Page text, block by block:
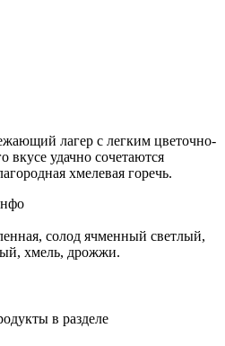
лагер с легким цветочно-
вкусе удачно сочетаются
хмелевая горечь.
солод ячменный светлый,
хмель, дрожжи.
в разделе